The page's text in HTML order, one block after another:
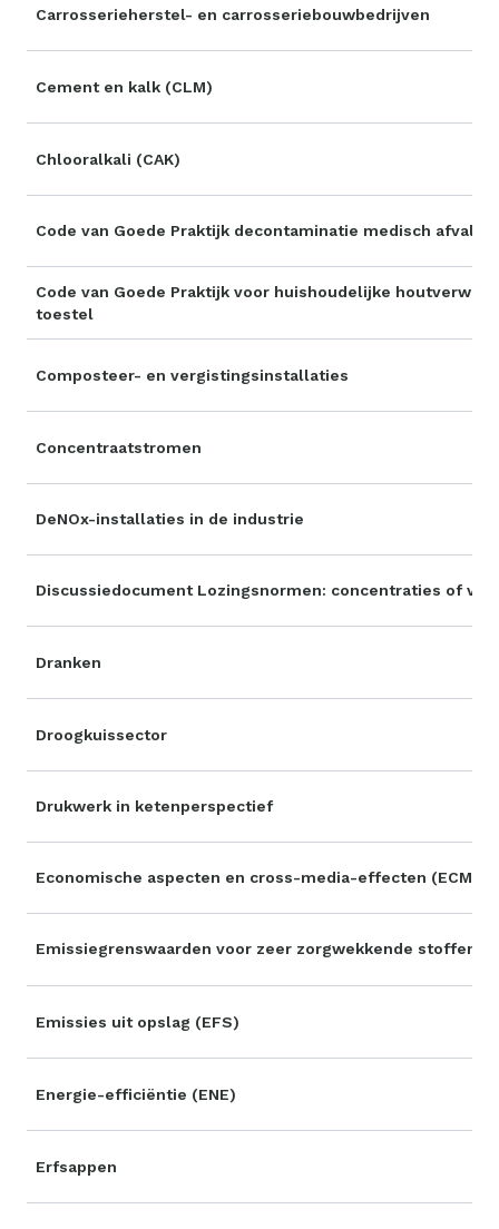
Carrosserieherstel- en carrosseriebouwbedrijven
Cement en kalk (CLM)
Chlooralkali (CAK)
Code van Goede Praktijk decontaminatie medisch afval
Code van Goede Praktijk voor huishoudelijke
toestel
Composteer- en vergistingsinstallaties
Concentraatstromen
DeNOx-installaties in de industrie
Discussiedocument Lozingsnormen: concentraties of
Dranken
Droogkuissector
Drukwerk in ketenperspectief
Economische aspecten en cross-media-effecten (ECM)
Emissiegrenswaarden voor zeer zorgwekkende stoffen
Emissies uit opslag (EFS)
Energie-efficiëntie (ENE)
Erfsappen